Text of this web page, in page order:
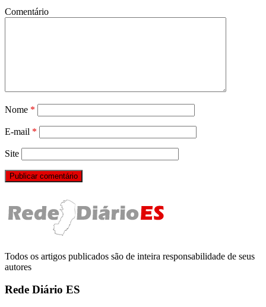
Comentário
Nome *
E-mail *
Site
Todos os artigos publicados são de inteira responsabilidade de seus
autores
Rede Diário ES